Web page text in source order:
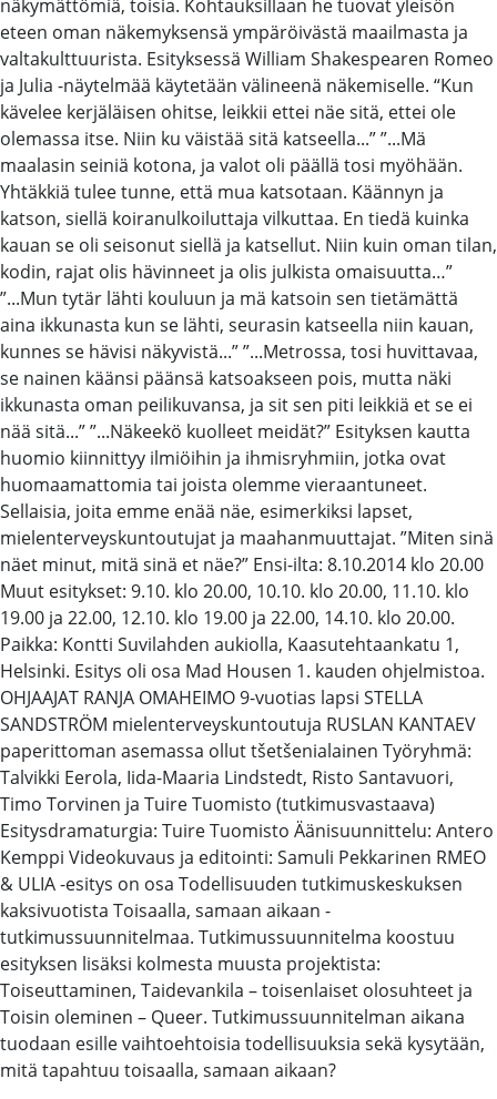
näkymättömiä, toisia. Kohtauksillaan he tuovat yleisön
eteen oman näkemyksensä ympäröivästä maailmasta ja
valtakulttuurista. Esityksessä William Shakespearen Romeo
ja Julia -näytelmää käytetään välineenä näkemiselle. “Kun
kävelee kerjäläisen ohitse, leikkii ettei näe sitä, ettei ole
olemassa itse. Niin ku väistää sitä katseella...” ”...Mä
maalasin seiniä kotona, ja valot oli päällä tosi myöhään.
Yhtäkkiä tulee tunne, että mua katsotaan. Käännyn ja
katson, siellä koiranulkoiluttaja vilkuttaa. En tiedä kuinka
kauan se oli seisonut siellä ja katsellut. Niin kuin oman tilan,
kodin, rajat olis hävinneet ja olis julkista omaisuutta…”
”...Mun tytär lähti kouluun ja mä katsoin sen tietämättä
aina ikkunasta kun se lähti, seurasin katseella niin kauan,
kunnes se hävisi näkyvistä...” ”...Metrossa, tosi huvittavaa,
se nainen käänsi päänsä katsoakseen pois, mutta näki
ikkunasta oman peilikuvansa, ja sit sen piti leikkiä et se ei
nää sitä...” ”...Näkeekö kuolleet meidät?” Esityksen kautta
huomio kiinnittyy ilmiöihin ja ihmisryhmiin, jotka ovat
huomaamattomia tai joista olemme vieraantuneet.
Sellaisia, joita emme enää näe, esimerkiksi lapset,
mielenterveyskuntoutujat ja maahanmuuttajat. ”Miten sinä
näet minut, mitä sinä et näe?” Ensi-ilta: 8.10.2014 klo 20.00
Muut esitykset: 9.10. klo 20.00, 10.10. klo 20.00, 11.10. klo
19.00 ja 22.00, 12.10. klo 19.00 ja 22.00, 14.10. klo 20.00.
Paikka: Kontti Suvilahden aukiolla, Kaasutehtaankatu 1,
Helsinki. Esitys oli osa Mad Housen 1. kauden ohjelmistoa.
OHJAAJAT RANJA OMAHEIMO 9-vuotias lapsi STELLA
SANDSTRÖM mielenterveyskuntoutuja RUSLAN KANTAEV
paperittoman asemassa ollut tšetšenialainen Työryhmä:
Talvikki Eerola, Iida-Maaria Lindstedt, Risto Santavuori,
Timo Torvinen ja Tuire Tuomisto (tutkimusvastaava)
Esitysdramaturgia: Tuire Tuomisto Äänisuunnittelu: Antero
Kemppi Videokuvaus ja editointi: Samuli Pekkarinen RMEO
& ULIA -esitys on osa Todellisuuden tutkimuskeskuksen
kaksivuotista Toisaalla, samaan aikaan -
tutkimussuunnitelmaa. Tutkimussuunnitelma koostuu
esityksen lisäksi kolmesta muusta projektista:
Toiseuttaminen, Taidevankila – toisenlaiset olosuhteet ja
Toisin oleminen – Queer. Tutkimussuunnitelman aikana
tuodaan esille vaihtoehtoisia todellisuuksia sekä kysytään,
mitä tapahtuu toisaalla, samaan aikaan?